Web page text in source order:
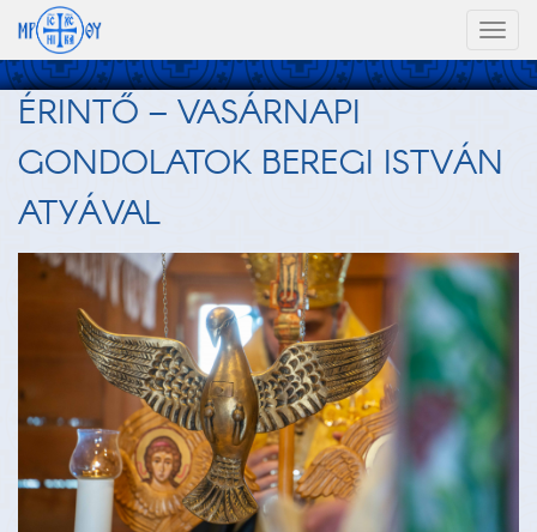
ÉRINTŐ – VASÁRNAPI
GONDOLATOK BEREGI ISTVÁN
ATYÁVAL